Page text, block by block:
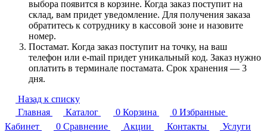
выбора появится в корзине. Когда заказ поступит на
склад, вам придет уведомление. Для получения заказа
обратитесь к сотруднику в кассовой зоне и назовите
номер.
Постамат. Когда заказ поступит на точку, на ваш
телефон или e-mail придет уникальный код. Заказ нужно
оплатить в терминале постамата. Срок хранения — 3
дня.
Назад к списку
Главная
Каталог 0 Корзина 0 Избранные
Кабинет
0 Сравнение Акции Контакты
Услуги